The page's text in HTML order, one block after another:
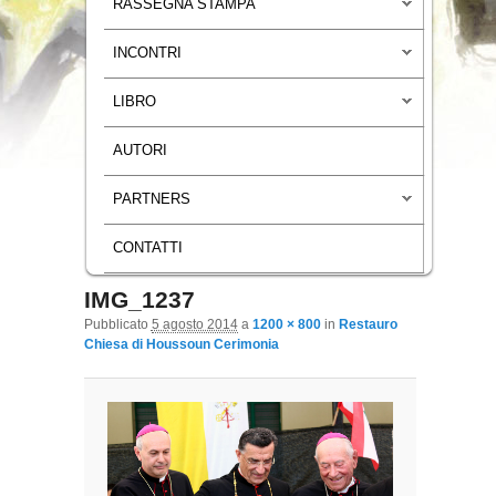
RASSEGNA STAMPA
INCONTRI
LIBRO
AUTORI
PARTNERS
CONTATTI
Navigazione immagini
IMG_1237
Pubblicato 5 agosto 2014a 1200 × 800in Restauro
Chiesa di Houssoun Cerimonia